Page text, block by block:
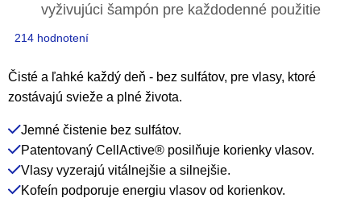
vyživujúci šampón pre každodenné použitie
Priemerné
produktu
je
z
5
hviezdičiek.
214 hodnotení
Čisté a ľahké každý deň - bez sulfátov, pre vlasy, ktoré
zostávajú svieže a plné života.
Jemné čistenie bez sulfátov.
Patentovaný CellActive® posilňuje korienky vlasov.
Vlasy vyzerajú vitálnejšie a silnejšie.
Kofeín podporuje energiu vlasov od korienkov.